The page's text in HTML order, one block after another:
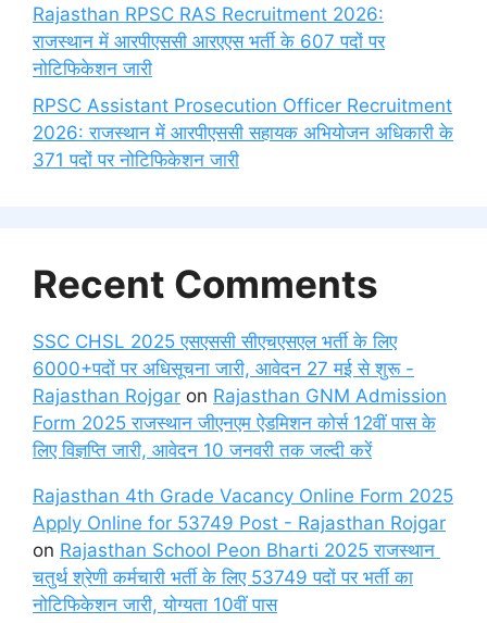
Rajasthan RPSC RAS Recruitment 2026:
राजस्थान में आरपीएससी आरएएस भर्ती के 607 पदों पर
नोटिफिकेशन जारी
RPSC Assistant Prosecution Officer Recruitment
2026: राजस्थान में आरपीएससी सहायक अभियोजन अधिकारी के
371 पदों पर नोटिफिकेशन जारी
Recent Comments
SSC CHSL 2025 एसएससी सीएचएसएल भर्ती के लिए
6000+पदों पर अधिसूचना जारी, आवेदन 27 मई से शुरू -
Rajasthan Rojgar on Rajasthan GNM Admission
Form 2025 राजस्थान जीएनएम ऐडमिशन कोर्स 12वीं पास के
लिए विज्ञप्ति जारी, आवेदन 10 जनवरी तक जल्दी करें
Rajasthan 4th Grade Vacancy Online Form 2025
Apply Online for 53749 Post - Rajasthan Rojgar
on Rajasthan School Peon Bharti 2025 राजस्थान
चतुर्थ श्रेणी कर्मचारी भर्ती के लिए 53749 पदों पर भर्ती का
नोटिफिकेशन जारी, योग्यता 10वीं पास